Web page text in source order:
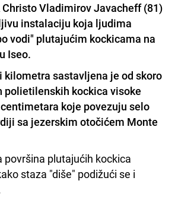
Vladimirov Javacheff (81)
instalaciju koja ljudima
vodi" plutajućim kockicama na
Iseo.
kilometra sastavljena je od skoro
polietilenskih kockica visoke
koje povezuju selo
sa jezerskim otočićem Monte
površina plutajućih kockica
staza "diše" podižući se i